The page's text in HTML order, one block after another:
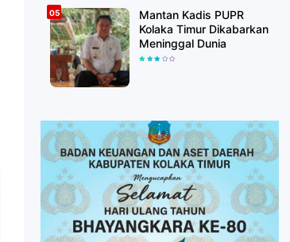
Mantan Kadis PUPR
Kolaka Timur Dikabarkan
Meninggal Dunia